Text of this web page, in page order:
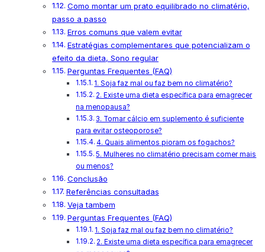
Como montar um prato equilibrado no climatério,
passo a passo
Erros comuns que valem evitar
Estratégias complementares que potencializam o
efeito da dieta, Sono regular
Perguntas Frequentes (FAQ)
1. Soja faz mal ou faz bem no climatério?
2. Existe uma dieta específica para emagrecer
na menopausa?
3. Tomar cálcio em suplemento é suficiente
para evitar osteoporose?
4. Quais alimentos pioram os fogachos?
5. Mulheres no climatério precisam comer mais
ou menos?
Conclusão
Referências consultadas
Veja tambem
Perguntas Frequentes (FAQ)
1. Soja faz mal ou faz bem no climatério?
2. Existe uma dieta específica para emagrecer